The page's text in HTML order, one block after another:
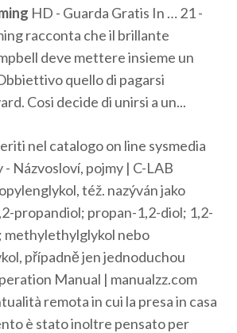
HD - Guarda Gratis In … 21 -
racconta che il brillante
deve mettere insieme un
quello di pagarsi
Cosi decide di unirsi a un...
nel catalogo on line sysmedia
- Názvosloví, pojmy | C-LAB
též. nazýván jako
propandiol; propan-1,2-diol; 1,2-
methylethylglykol nebo
případně jen jednoduchou
Manual | manualzz.com
remota in cui la presa in casa
è stato inoltre pensato per